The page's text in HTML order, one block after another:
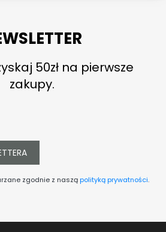
50zł na pierwsze
zakupy.
zgodnie z nasząpolityką prywatności.